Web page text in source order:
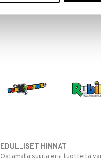
EDULLISET HINNAT
Ostamalla suuria eriä tuotteita